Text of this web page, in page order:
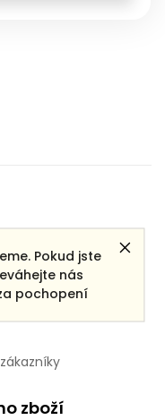
Pokud jste
nás
pochopení
3000 Kč
zboží